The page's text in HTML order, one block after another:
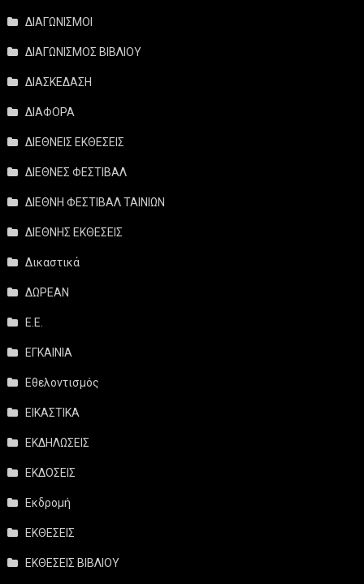
ΔΙΑΓΩΝΙΣΜΟΙ
ΔΙΑΓΩΝΙΣΜΟΣ ΒΙΒΛΙΟΥ
ΔΙΑΣΚΕΔΑΣΗ
ΔΙΑΦΟΡΑ
ΔΙΕΘΝΕΙΣ ΕΚΘΕΣΕΙΣ
ΔΙΕΘΝΕΣ ΦΕΣΤΙΒΑΛ
ΔΙΕΘΝΗ ΦΕΣΤΙΒΑΛ ΤΑΙΝΙΩΝ
ΔΙΕΘΝΗΣ ΕΚΘΕΣΕΙΣ
Δικαστικά
ΔΩΡΕΑΝ
Ε.Ε.
ΕΓΚΑΙΝΙΑ
Εθελοντισμός
ΕΙΚΑΣΤΙΚΑ
ΕΚΔΗΛΩΣΕΙΣ
ΕΚΔΟΣΕΙΣ
Εκδρομή
ΕΚΘΕΣΕΙΣ
ΕΚΘΕΣΕΙΣ ΒΙΒΛΙΟΥ